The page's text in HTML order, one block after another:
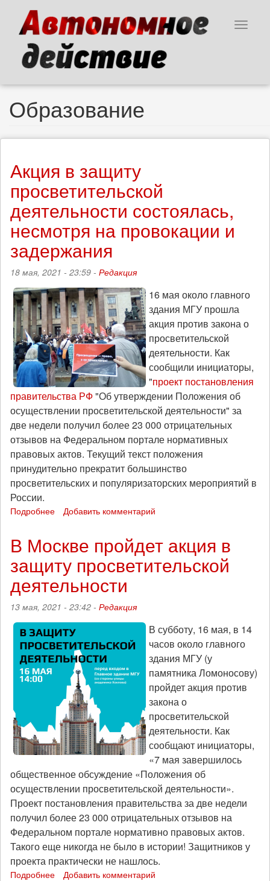
основному
содержанию
Toggle
Образование
Акция в защиту
просветительской
деятельности состоялась,
несмотря на провокации и
задержания
18 мая, 2021 - 23:59 - Редакция
16 мая около главного
здания МГУ прошла
акция против закона о
просветительской
деятельности. Как
сообщили инициаторы,
"проект постановления
правительства РФ"Об утверждении Положения об
осуществлении просветительской деятельности" за
две недели получил более 23 000 отрицательных
отзывов на Федеральном портале нормативных
правовых актов. Текущий текст положения
принудительно прекратит большинство
просветительских и популяризаторских мероприятий в
России.
Подробнее
защиту
просветительской
деятельности
состоялась,
несмотря
на
провокации
и
задержания
Добавить комментарий
В Москве пройдет акция в
защиту просветительской
деятельности
13 мая, 2021 - 23:42 - Редакция
В субботу, 16 мая, в 14
часов около главного
здания МГУ (у
памятника Ломоносову)
пройдет акция против
закона о
просветительской
деятельности. Как
сообщают инициаторы,
«7 мая завершилось
общественное обсуждение «Положения об
осуществлении просветительской деятельности».
Проект постановления правительства за две недели
получил более 23 000 отрицательных отзывов на
Федеральном портале нормативно правовых актов.
Такого еще никогда не было в истории! Защитников у
проекта практически не нашлось.
Подробнее Добавить комментарий